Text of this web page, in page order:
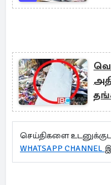
செய்திகளை
WHATSAPP CHANNEL